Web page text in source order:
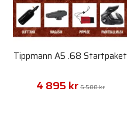
Tippmann A5 .68 Startpaket
4 895 kr 5 580 kr